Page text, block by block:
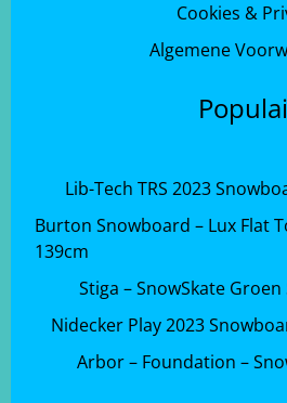
Cookies &
Algemene
Lib-Tech TRS 2023
Burton Snowboard – Lux Flat
139cm
Stiga – SnowSkate
Nidecker Play 2023
Arbor – Foundation –